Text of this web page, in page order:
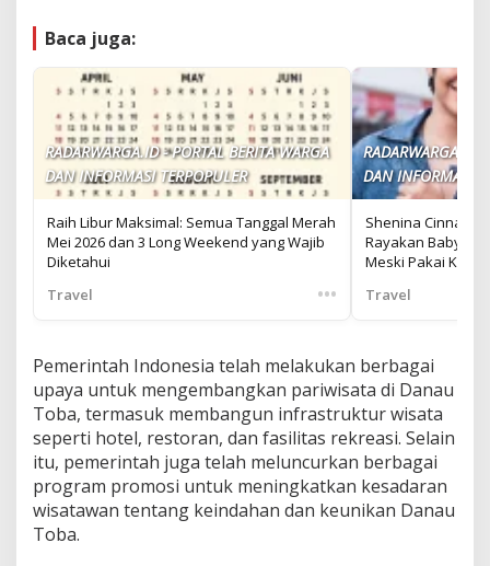
Baca juga:
RADARWARGA.ID - PORTAL BERITA WARGA
DAN INFORMASI TERPOPULER
Raih Libur Maksimal: Semua Tanggal Merah
Mei 2026 dan 3 Long Weekend yang Wajib
Diketahui
Travel
•••
RADARWARGA.ID
DAN INFORMASI
Shenina
Rayakan
Meski Pakai Kursi
Travel
Pemerintah Indonesia telah melakukan berbagai
upaya untuk mengembangkan pariwisata di Danau
Toba, termasuk membangun infrastruktur wisata
seperti hotel, restoran, dan fasilitas rekreasi. Selain
itu, pemerintah juga telah meluncurkan berbagai
program promosi untuk meningkatkan kesadaran
wisatawan tentang keindahan dan keunikan Danau
Toba.